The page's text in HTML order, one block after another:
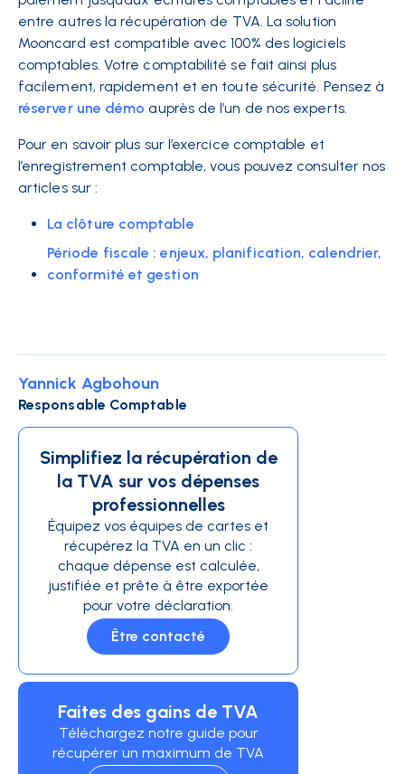
entre autres la récupération de TVA. La solution
Mooncard est compatible avec 100% des logiciels
comptables. Votre comptabilité se fait ainsi plus
facilement, rapidement et en toute sécurité. Pensez à
réserver une démo auprès de l’un de nos experts.
Pour en savoir plus sur l’exercice comptable et
l’enregistrement comptable, vous pouvez consulter nos
articles sur :
La clôture comptable
Période fiscale : enjeux, planification, calendrier,
conformité et gestion
Yannick Agbohoun
Responsable Comptable
Simplifiez la récupération de
la TVA sur vos dépenses
professionnelles
Équipez vos équipes de cartes et
récupérez la TVA en un clic :
chaque dépense est calculée,
justifiée et prête à être exportée
pour votre déclaration.
Être contacté
Faites des gains de TVA
Téléchargez notre guide pour
récupérer un maximum de TVA